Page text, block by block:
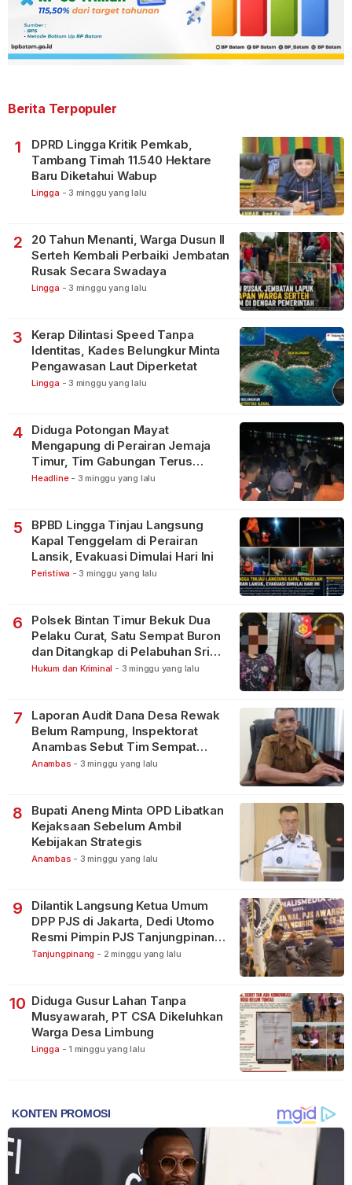
Berita Terpopuler
1
DPRD Lingga Kritik Pemkab,
Tambang Timah 11.540 Hektare
Baru Diketahui Wabup
Lingga - 3 minggu yang lalu
2
20 Tahun Menanti, Warga Dusun II
Serteh Kembali Perbaiki Jembatan
Rusak Secara Swadaya
Lingga - 3 minggu yang lalu
3
Kerap Dilintasi Speed Tanpa
Identitas, Kades Belungkur Minta
Pengawasan Laut Diperketat
Lingga - 3 minggu yang lalu
4
Diduga Potongan Mayat
Mengapung di Perairan Jemaja
Timur, Tim Gabungan Terus
Lakukan Pencarian
Headline - 3 minggu yang lalu
5
BPBD Lingga Tinjau Langsung
Kapal Tenggelam di Perairan
Lansik, Evakuasi Dimulai Hari Ini
Peristiwa - 3 minggu yang lalu
6
Polsek Bintan Timur Bekuk Dua
Pelaku Curat, Satu Sempat Buron
dan Ditangkap di Pelabuhan Sri
Bintan Pura
Hukum dan Kriminal - 3 minggu yang lalu
7
Laporan Audit Dana Desa Rewak
Belum Rampung, Inspektorat
Anambas Sebut Tim Sempat
Terbagi Tangani Kasus Lain
Anambas - 3 minggu yang lalu
8
Bupati Aneng Minta OPD Libatkan
Kejaksaan Sebelum Ambil
Kebijakan Strategis
Anambas - 3 minggu yang lalu
9
Dilantik Langsung Ketua Umum
DPP PJS di Jakarta, Dedi Utomo
Resmi Pimpin PJS Tanjungpinang-
Bintan
Tanjungpinang - 2 minggu yang lalu
10 Diduga Gusur Lahan Tanpa
Musyawarah, PT CSA Dikeluhkan
Warga Desa Limbung
Lingga - 1 minggu yang lalu